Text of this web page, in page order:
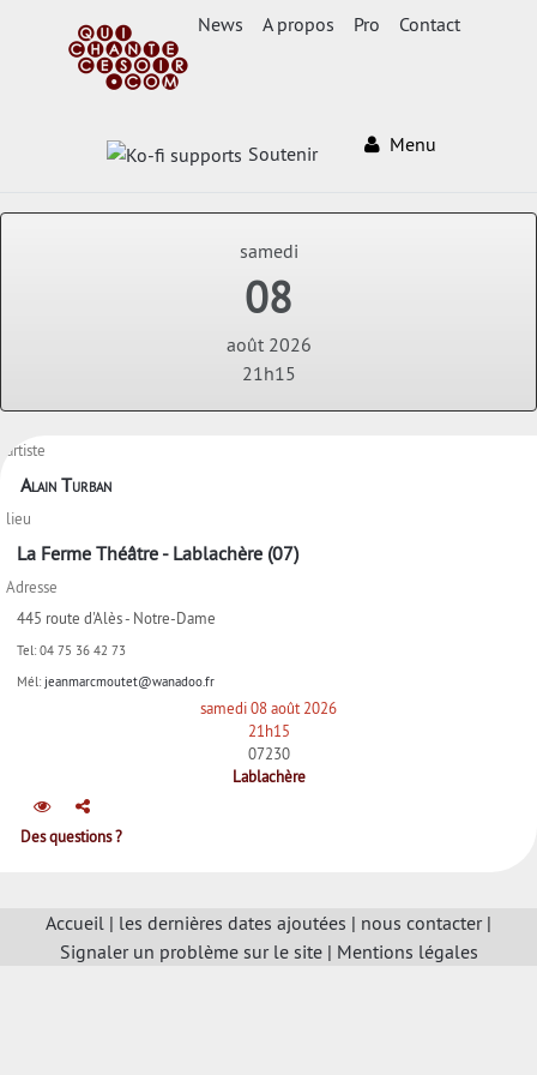
News A propos Pro Contact
Soutenir Menu
samedi
08
août 2026
21h15
artiste
Alain Turban
lieu
La Ferme Théâtre - Lablachère (07)
Adresse
445 route d'Alès - Notre-Dame
Tel: 04 75 36 42 73
Mél: jeanmarcmoutet@wanadoo.fr
samedi 08 août 2026
21h15
07230
Lablachère
Des questions ?
Accueil | les dernières dates ajoutées | nous contacter|
Signaler un problème sur le site| Mentions légales